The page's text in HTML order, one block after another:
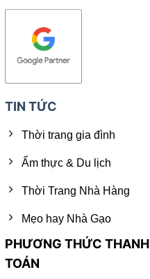
TIN TỨC
Thời trang gia đình
Ẩm thực & Du lịch
Thời Trang Nhà Hàng
Mẹo hay Nhà Gạo
PHƯƠNG THỨC THANH
TOÁN